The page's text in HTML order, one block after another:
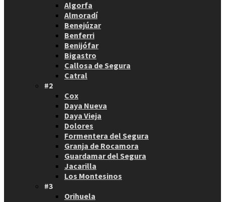
Algorfa
Almoradí
Benejúzar
Benferri
Benijófar
Bigastro
Callosa de Segura
Catral
#2
Cox
Daya Nueva
Daya Vieja
Dolores
Formentera del Segura
Granja de Rocamora
Guardamar del Segura
Jacarilla
Los Montesinos
#3
Orihuela